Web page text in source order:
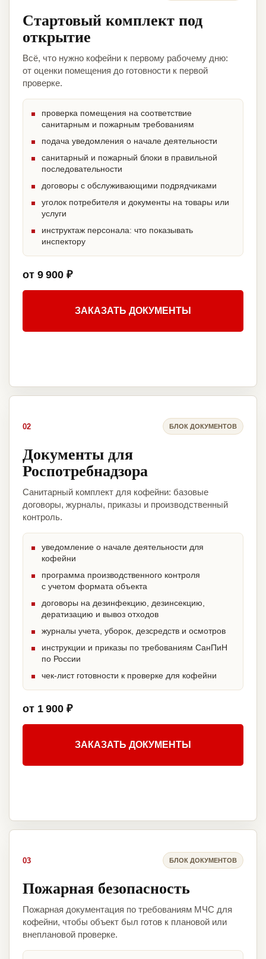
Стартовый комплект под
открытие
Всё, что нужно кофейни к первому рабочему дню:
от оценки помещения до готовности к первой
проверке.
проверка помещения на соответствие
санитарным и пожарным требованиям
подача уведомления о начале деятельности
санитарный и пожарный блоки в правильной
последовательности
договоры с обслуживающими подрядчиками
уголок потребителя и документы на товары или
услуги
инструктаж персонала: что показывать
инспектору
от 9 900 ₽
ЗАКАЗАТЬ ДОКУМЕНТЫ
02 БЛОК ДОКУМЕНТОВ
Документы для
Роспотребнадзора
Санитарный комплект для кофейни: базовые
договоры, журналы, приказы и производственный
контроль.
уведомление о начале деятельности для
кофейни
программа производственного контроля
с учетом формата объекта
договоры на дезинфекцию, дезинсекцию,
дератизацию и вывоз отходов
журналы учета, уборок, дезсредств и осмотров
инструкции и приказы по требованиям СанПиН
по России
чек-лист готовности к проверке для кофейни
от 1 900 ₽
ЗАКАЗАТЬ ДОКУМЕНТЫ
03 БЛОК ДОКУМЕНТОВ
Пожарная безопасность
Пожарная документация по требованиям МЧС для
кофейни, чтобы объект был готов к плановой или
внеплановой проверке.